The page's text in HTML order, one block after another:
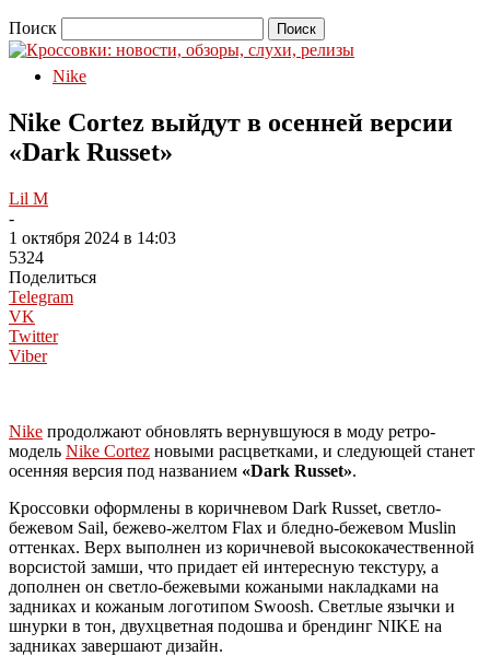
Поиск
Nike
Nike Cortez выйдут в осенней версии
«Dark Russet»
Lil M
-
1 октября 2024 в 14:03
5324
Поделиться
Telegram
VK
Twitter
Viber
Nike продолжают обновлять вернувшуюся в моду ретро-
модель Nike Cortez новыми расцветками, и следующей станет
осенняя версия под названием «Dark Russet».
Кроссовки оформлены в коричневом Dark Russet, светло-
бежевом Sail, бежево-желтом Flax и бледно-бежевом Muslin
оттенках. Верх выполнен из коричневой высококачественной
ворсистой замши, что придает ей интересную текстуру, а
дополнен он светло-бежевыми кожаными накладками на
задниках и кожаным логотипом Swoosh. Светлые язычки и
шнурки в тон, двухцветная подошва и брендинг NIKE на
задниках завершают дизайн.